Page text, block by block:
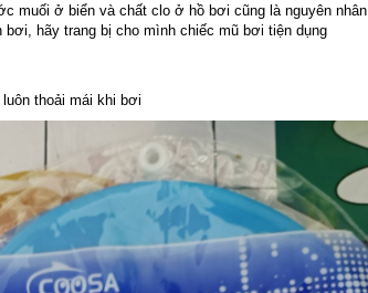
muối ở biển và chất clo ở hồ bơi cũng là nguyên nhân
hãy trang bị cho mình chiếc mũ bơi tiện dụng
thoải mái khi bơi